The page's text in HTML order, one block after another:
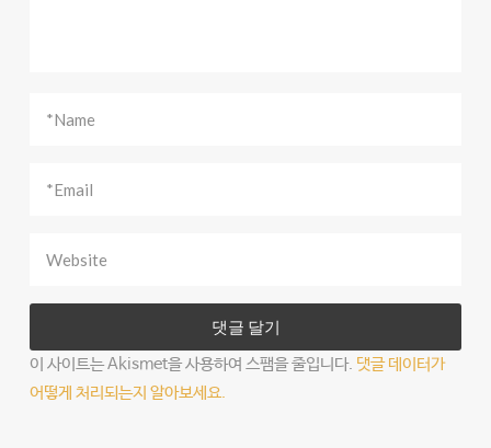
이 사이트는 Akismet을 사용하여 스팸을 줄입니다. 댓글 데이터가
어떻게 처리되는지 알아보세요.